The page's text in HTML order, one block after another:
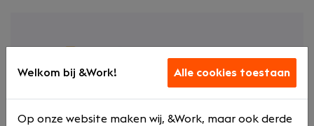
Crowe Peak zocht een wervingspartner
voor de lange termijn en vond deze in
Welkom bij &Work! Alle cookies toestaan
Op onze website maken wij, &Work, maar ook derde